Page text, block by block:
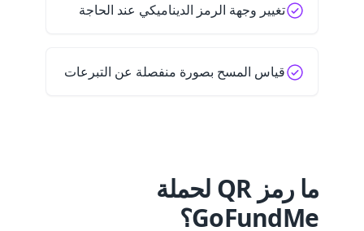
تغيير وجهة الرمز الديناميكي عند الحاجة
قياس المسح بصورة منفصلة عن التبرعات
ما رمز QR لحملة
GoFundMe؟